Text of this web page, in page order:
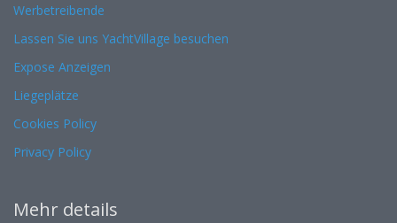
Werbetreibende
Lassen Sie uns YachtVillage besuchen
Expose Anzeigen
Liegeplätze
Cookies Policy
Privacy Policy
Mehr details